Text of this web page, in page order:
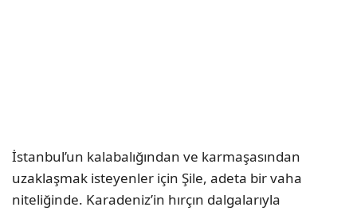
İstanbul’un kalabalığından ve karmaşasından
uzaklaşmak isteyenler için Şile, adeta bir vaha
niteliğinde. Karadeniz’in hırçın dalgalarıyla